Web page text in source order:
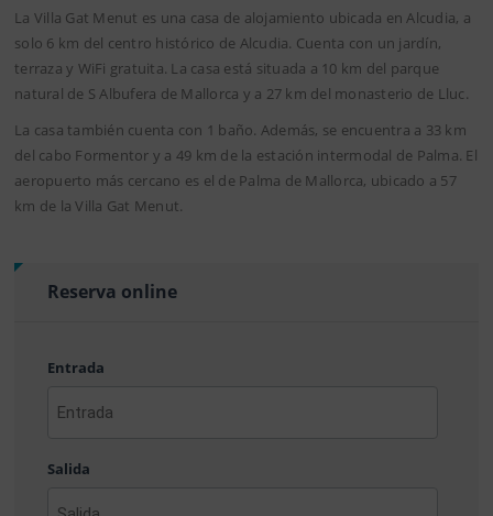
La Villa Gat Menut es una casa de alojamiento ubicada en Alcudia, a
solo 6 km del centro histórico de Alcudia. Cuenta con un jardín,
terraza y WiFi gratuita. La casa está situada a 10 km del parque
natural de S Albufera de Mallorca y a 27 km del monasterio de Lluc.
La casa también cuenta con 1 baño. Además, se encuentra a 33 km
del cabo Formentor y a 49 km de la estación intermodal de Palma. El
aeropuerto más cercano es el de Palma de Mallorca, ubicado a 57
km de la Villa Gat Menut.
Reserva online
Entrada
MM
Salida